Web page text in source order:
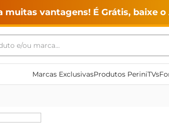
muitas vantagens! É Grátis, baixe
e/ou marca...
Marcas ExclusivasProdutos PeriniTVs